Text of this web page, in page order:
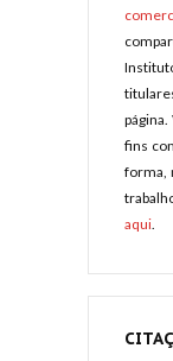
fins
forma,
aqui.